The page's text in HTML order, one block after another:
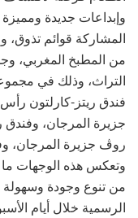
وإبداعات جديدة
المشاركة قوائم
من المطبخ المغربي،
التراث، وذلك في
فندق ريتز-كارلتون
جزيرة المرجان،
روڤ جزيرة المرجان،
وتعكس هذه الوجهات
من تنوع وجودة وسهولة
الرسمية خلال أيام